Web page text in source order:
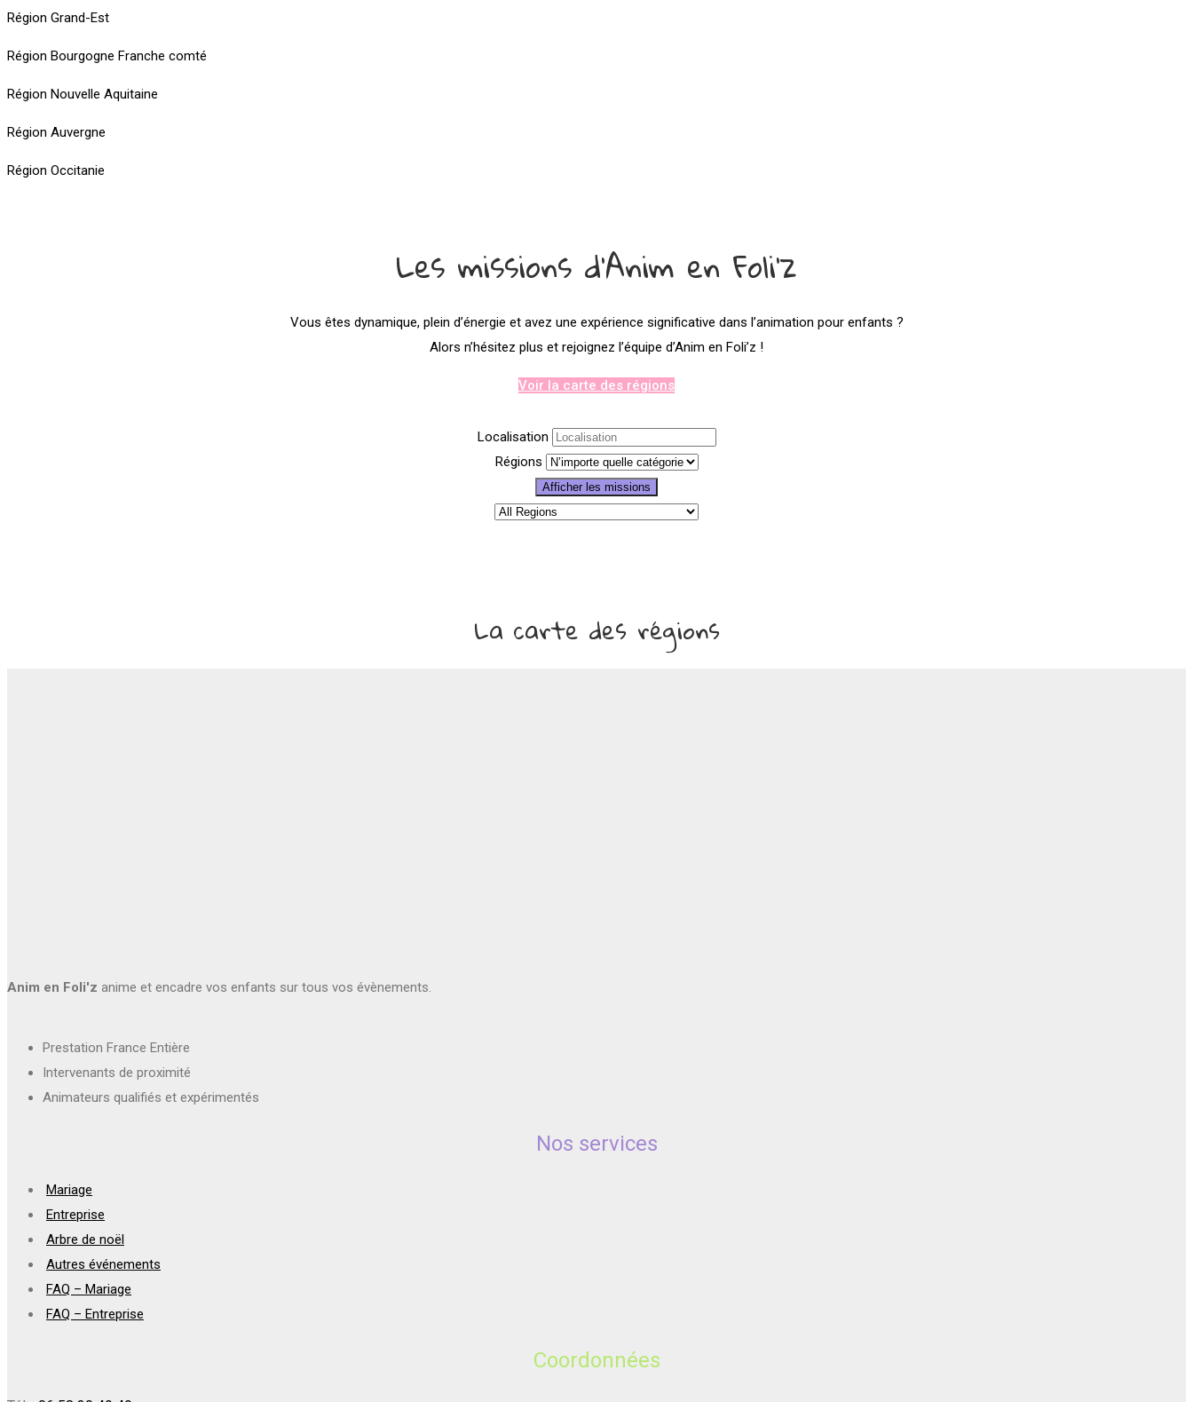
Région Grand-Est
Région Bourgogne Franche comté
Région Nouvelle Aquitaine
Région Auvergne
Région Occitanie
Les missions d'Anim en Foli'z
Vous êtes dynamique, plein d’énergie et avez une expérience significative dans l’animation pour enfants ?
Alors n’hésitez plus et rejoignez l’équipe d’Anim en Foli’z !
Voir la carte des régions
Localisation
Régions
La carte des régions
Anim en Foli'z anime et encadre vos enfants sur tous vos évènements.
Prestation France Entière
Intervenants de proximité
Animateurs qualifiés et expérimentés
Nos services
Mariage
Entreprise
Arbre de noël
Autres événements
FAQ – Mariage
FAQ – Entreprise
Coordonnées